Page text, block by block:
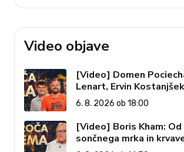
Video objave
[Video] Domen
Lenart, Ervin
specialcev (Vroča tema,
2026)
6. 8. 2026 ob 18:00
[Video] Boris Kham: Od
sončnega mrka in